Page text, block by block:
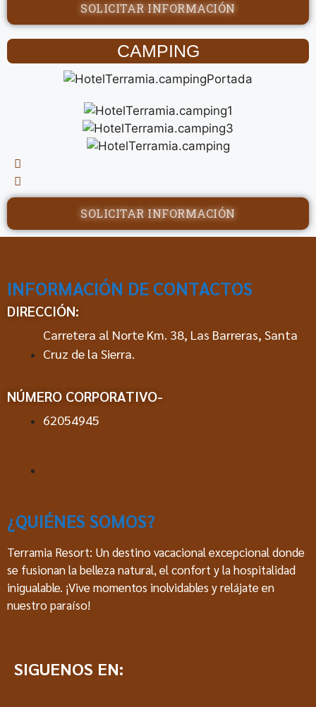
SOLICITAR INFORMACIÓN
CAMPING
SOLICITAR INFORMACIÓN
INFORMACIÓN DE CONTACTOS
DIRECCIÓN:
Carretera al Norte Km. 38, Las Barreras, Santa
Cruz de la Sierra.
NÚMERO CORPORATIVO-
62054945
¿QUIÉNES SOMOS?
Terramia Resort: Un destino vacacional excepcional donde
se fusionan la belleza natural, el confort y la hospitalidad
inigualable. ¡Vive momentos inolvidables y relájate en
nuestro paraíso!
SIGUENOS EN: